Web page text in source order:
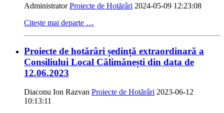
AdministratorProiecte de Hotărâri 2024-05-09 12:23:08
Citește mai departe …
Proiecte de hotărâri ședință extraordinară a
Consiliului Local Călimănești din data de
12.06.2023
Diaconu Ion Razvan Proiecte de Hotărâri 2023-06-12
10:13:11